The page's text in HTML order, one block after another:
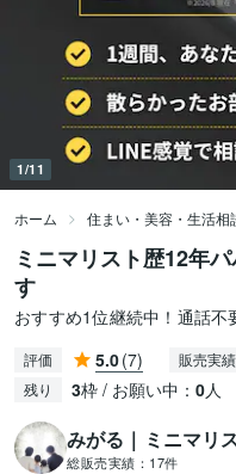
1/11
ホーム 住まい・美容・生活相
ミニマリスト歴12年
す
おすすめ1位継続中！通話不
評価 5.0(7) 販売実績
残り 3枠 / お願い中： 0人
みがる｜ミニマリ
総販売実績： 17件